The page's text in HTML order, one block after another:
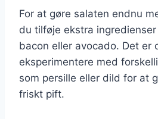
For at gøre salaten endnu
du tilføje ekstra
bacon eller avocado. Det er
eksperimentere med
som persille eller dild for at
friskt pift.